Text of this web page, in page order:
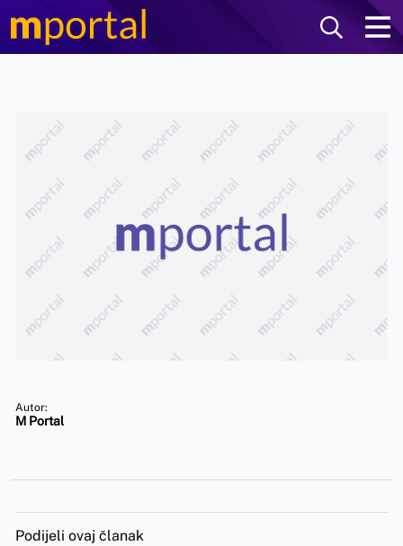
Autor:
M Portal
Podijeli ovaj članak